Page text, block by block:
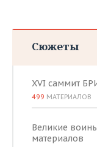
Сюжеты
XVI саммит
499 МАТЕРИАЛОВ
Великие
материалов